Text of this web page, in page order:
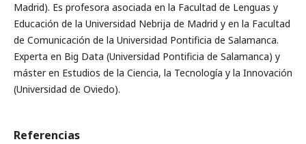
Madrid). Es profesora asociada en la Facultad de Lenguas y
Educación de la Universidad Nebrija de Madrid y en la Facultad
de Comunicación de la Universidad Pontificia de Salamanca.
Experta en Big Data (Universidad Pontificia de Salamanca) y
máster en Estudios de la Ciencia, la Tecnología y la Innovación
(Universidad de Oviedo).
Referencias